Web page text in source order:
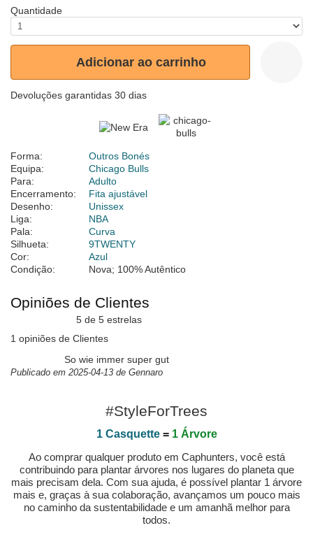
Quantidade
Adicionar ao carrinho
Devoluções garantidas 30 dias
Forma:
Outros Bonés
Equipa:
Chicago Bulls
Para:
Adulto
Encerramento:
Fita ajustável
Desenho:
Unissex
Liga:
NBA
Pala:
Curva
Silhueta:
9TWENTY
Cor:
Azul
Condição:
Nova; 100% Autêntico
Opiniões de Clientes
5 de 5 estrelas
1 opiniões de Clientes
So wie immer super gut
Publicado em 2025-04-13 de Gennaro
#StyleForTrees
1 Casquette= 1 Árvore
Ao comprar qualquer produto em Caphunters, você está
contribuindo para plantar árvores nos lugares do planeta que
mais precisam dela. Com sua ajuda, é possível plantar 1 árvore
mais e, graças à sua colaboração, avançamos um pouco mais
no caminho da sustentabilidade e um amanhã melhor para
todos.